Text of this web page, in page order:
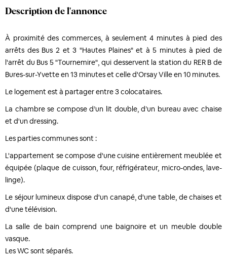
Description de l'annonce
À proximité des commerces, à seulement 4 minutes à pied des
arrêts des Bus 2 et 3 "Hautes Plaines" et à 5 minutes à pied de
l'arrêt du Bus 5 "Tournemire", qui desservent la station du RER B de
Bures-sur-Yvette en 13 minutes et celle d'Orsay Ville en 10 minutes.
Le logement est à partager entre 3 colocataires.
La chambre se compose d’un lit double, d’un bureau avec chaise
et d'un dressing.
Les parties communes sont :
L'appartement se compose d'une cuisine entièrement meublée et
équipée (plaque de cuisson, four, réfrigérateur, micro-ondes, lave-
linge).
Le séjour lumineux dispose d'un canapé, d'une table, de chaises et
d'une télévision.
La salle de bain comprend une baignoire et un meuble double
vasque.
Les WC sont séparés.